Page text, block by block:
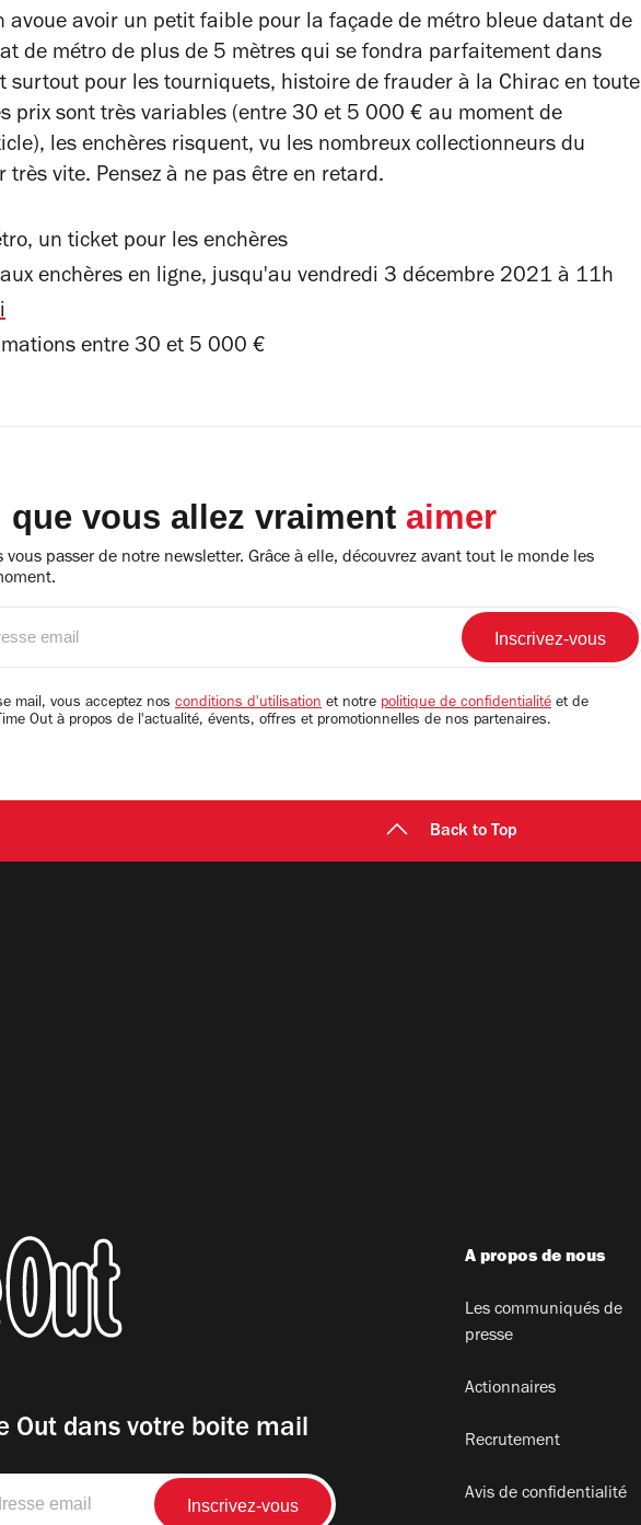
avoue avoir un petit faible pour la façade de métro bleue datant de
de métro de plus de 5 mètres qui se fondra parfaitement dans
surtout pour les tourniquets, histoire de frauder à la Chirac en toute
prix sont très variables (entre 30 et 5 000 € au moment de
les enchères risquent, vu les nombreux collectionneurs du
très vite. Pensez à ne pas être en retard.
un ticket pour les enchères
aux enchères en ligne, jusqu'au vendredi 3 décembre 2021 à 11h
entre 30 et 5 000 €
que vous allez vraiment aimer
vous passer de notre newsletter. Grâce à elle, découvrez avant tout le monde les
mail, vous acceptez nos conditions d'utilisation et notre politique de confidentialité et de
Out à propos de l'actualité, évents, offres et promotionnelles de nos partenaires.
Back to Top
Out dans votre boite mail
A propos de nous
Les communiqués de
presse
Actionnaires
Recrutement
Avis de confidentialité